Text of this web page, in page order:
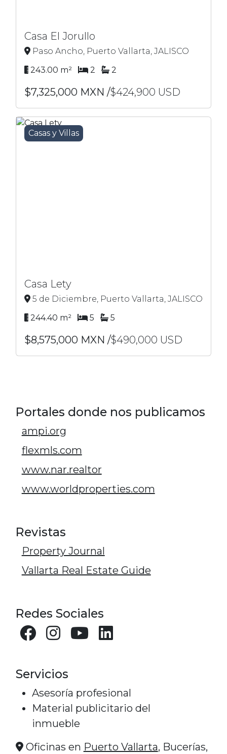
Casa El Jorullo
Paso Ancho, Puerto Vallarta, JALISCO
243.00 m²
2 2
$7,325,000 MXN /$424,900 USD
Casas y Villas
Casa Lety
5 de Diciembre, Puerto Vallarta, JALISCO
244.40 m²
5 5
$8,575,000 MXN /$490,000 USD
Portales donde nos publicamos
ampi.org
flexmls.com
www.nar.realtor
www.worldproperties.com
Revistas
Property Journal
Vallarta Real Estate Guide
Redes Sociales
Servicios
Asesoría profesional
Material publicitario del
inmueble
Oficinas en Puerto Vallarta, Bucerías,